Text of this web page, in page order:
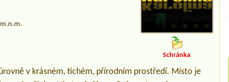
Schránka
v krásném, tichém, přírodním prostředí. Místo je